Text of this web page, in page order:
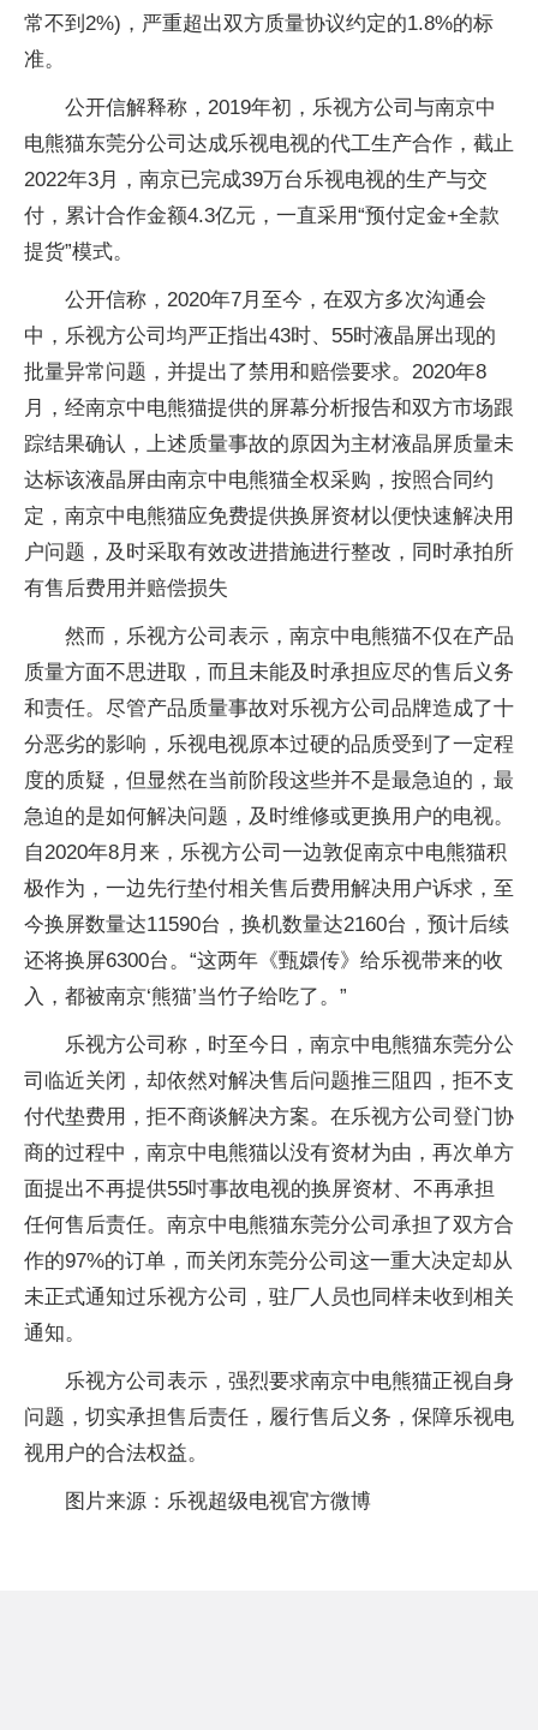
常不到2%)，严重超出双方质量协议约定的1.8%的标
准。
公开信解释称，2019年初，乐视方公司与南京中
电熊猫东莞分公司达成乐视电视的代工生产合作，截止
2022年3月，南京已完成39万台乐视电视的生产与交
付，累计合作金额4.3亿元，一直采用“预付定金+全款
提货”模式。
公开信称，2020年7月至今，在双方多次沟通会
中，乐视方公司均严正指出43时、55时液晶屏出现的
批量异常问题，并提出了禁用和赔偿要求。2020年8
月，经南京中电熊猫提供的屏幕分析报告和双方市场跟
踪结果确认，上述质量事故的原因为主材液晶屏质量未
达标该液晶屏由南京中电熊猫全权采购，按照合同约
定，南京中电熊猫应免费提供换屏资材以便快速解决用
户问题，及时采取有效改进措施进行整改，同时承拍所
有售后费用并赔偿损失
然而，乐视方公司表示，南京中电熊猫不仅在产品
质量方面不思进取，而且未能及时承担应尽的售后义务
和责任。尽管产品质量事故对乐视方公司品牌造成了十
分恶劣的影响，乐视电视原本过硬的品质受到了一定程
度的质疑，但显然在当前阶段这些并不是最急迫的，最
急迫的是如何解决问题，及时维修或更换用户的电视。
自2020年8月来，乐视方公司一边敦促南京中电熊猫积
极作为，一边先行垫付相关售后费用解决用户诉求，至
今换屏数量达11590台，换机数量达2160台，预计后续
还将换屏6300台。“这两年《甄嬛传》给乐视带来的收
入，都被南京‘熊猫’当竹子给吃了。”
乐视方公司称，时至今日，南京中电熊猫东莞分公
司临近关闭，却依然对解决售后问题推三阻四，拒不支
付代垫费用，拒不商谈解决方案。在乐视方公司登门协
商的过程中，南京中电熊猫以没有资材为由，再次单方
面提出不再提供55吋事故电视的换屏资材、不再承担
任何售后责任。南京中电熊猫东莞分公司承担了双方合
作的97%的订单，而关闭东莞分公司这一重大决定却从
未正式通知过乐视方公司，驻厂人员也同样未收到相关
通知。
乐视方公司表示，强烈要求南京中电熊猫正视自身
问题，切实承担售后责任，履行售后义务，保障乐视电
视用户的合法权益。
图片来源：乐视超级电视官方微博